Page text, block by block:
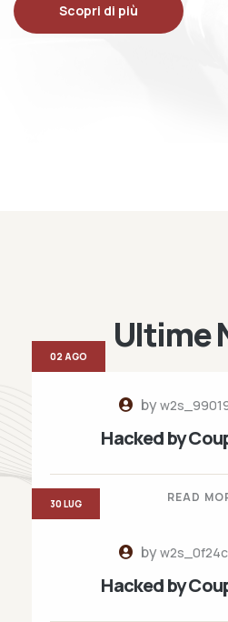
Scopri di più
Ultime
by
Hacked by
READ
02 AGO
by
Hacked by
30 LUG